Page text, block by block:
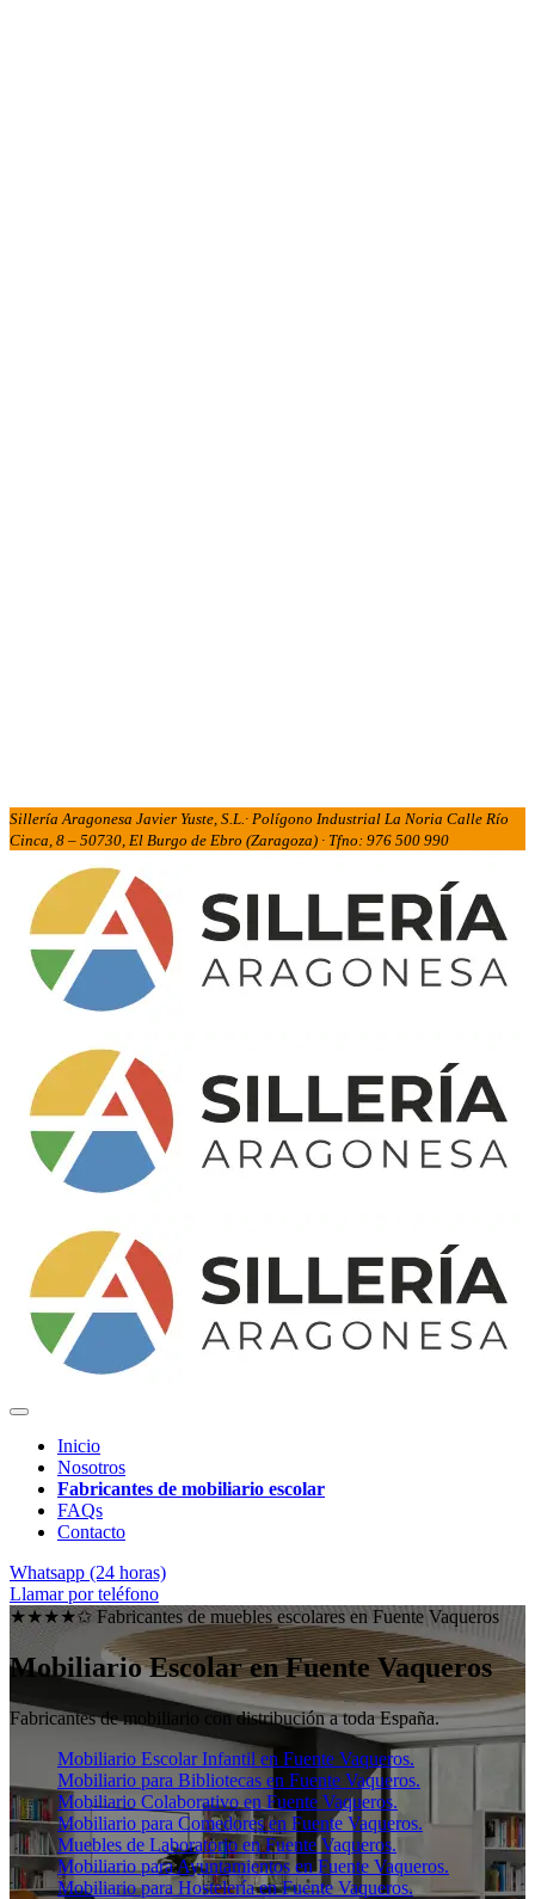
Sillería Aragonesa Javier Yuste, S.L.· Polígono Industrial La Noria Calle Río
Cinca, 8 – 50730, El Burgo de Ebro (Zaragoza) · Tfno: 976 500 990
Inicio
Nosotros
Fabricantes de mobiliario escolar
FAQs
Contacto
Whatsapp (24 horas)
Llamar por teléfono
★★★★✩ Fabricantes de muebles escolares en Fuente Vaqueros
Mobiliario Escolar enFuente Vaqueros
Fabricantes de mobiliario con distribución a toda España.
Mobiliario Escolar Infantil en Fuente Vaqueros.
Mobiliario para Bibliotecas en Fuente Vaqueros.
Mobiliario Colaborativo en Fuente Vaqueros.
Mobiliario para Comedores en Fuente Vaqueros.
Muebles de Laboratorio en Fuente Vaqueros.
Mobiliario para Ayuntamientos en Fuente Vaqueros.
Mobiliario para Hostelería en Fuente Vaqueros.